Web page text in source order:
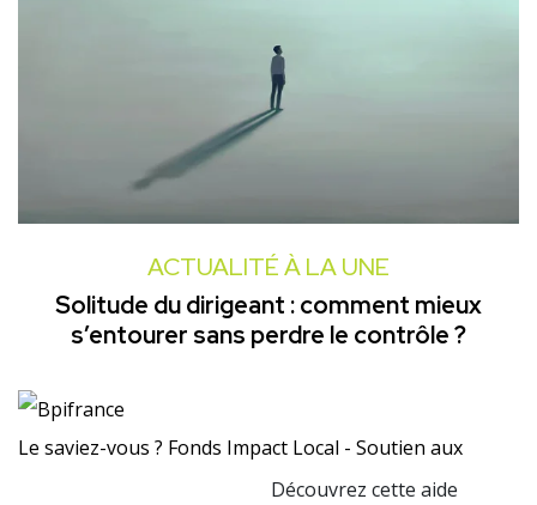
ACTUALITÉ À LA UNE
Solitude du dirigeant : comment mieux
s’entourer sans perdre le contrôle ?
Le saviez-vous ? Fonds Impact Local - Soutien aux
Découvrez cette aide